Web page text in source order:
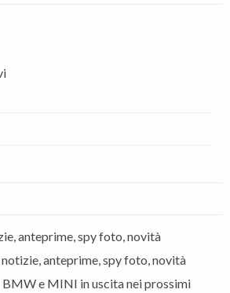
anteprime, spy foto, novità
anteprime, spy foto, novità
BMW e MINI in uscita nei prossimi